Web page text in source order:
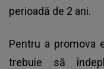
perioadă de 2 ani.
Pentru a promova
trebuie să